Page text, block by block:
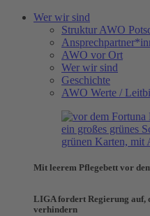
Wer wir sind
Struktur AWO
AWO vor Ort
Wer wir sind
Geschichte
AWO Werte /
Mit leerem Pflegebett vor
LIGA fordert Regierung auf,
verhindern